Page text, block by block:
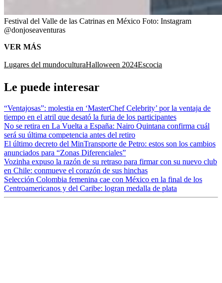
Festival del Valle de las Catrinas en México Foto: Instagram
@donjoseaventuras
VER MÁS
Lugares del mundoculturaHalloween 2024Escocia
Le puede interesar
“Ventajosas”: molestia en ‘MasterChef Celebrity’ por la ventaja de
tiempo en el atril que desató la furia de los participantes
No se retira en La Vuelta a España: Nairo Quintana confirma cuál
será su última competencia antes del retiro
El último decreto del MinTransporte de Petro: estos son los cambios
anunciados para “Zonas Diferenciales”
Vozinha expuso la razón de su retraso para firmar con su nuevo club
en Chile: conmueve el corazón de sus hinchas
Selección Colombia femenina cae con México en la final de los
Centroamericanos y del Caribe: logran medalla de plata